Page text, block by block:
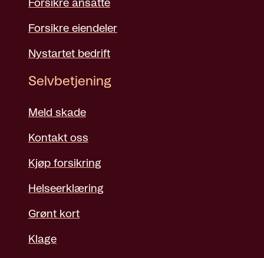
Forsikre ansatte
Forsikre eiendeler
Nystartet bedrift
Selvbetjening
Meld skade
Kontakt oss
Kjøp forsikring
Helseerklæring
Grønt kort
Klage